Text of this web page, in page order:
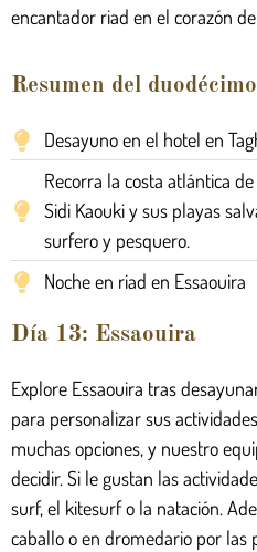
encantador riad en el corazón
Resumen del
Desayuno en el hotel en
Recorra la costa atlántica
Sidi Kaouki y sus playas
surfero y pesquero.
Noche en riad en Essaouira
Día 13: Essaouira
Explore Essaouira tras
para personalizar sus
muchas opciones, y nuestro
decidir. Si le gustan las
surf, el kitesurf o la natación.
caballo o en dromedario por las